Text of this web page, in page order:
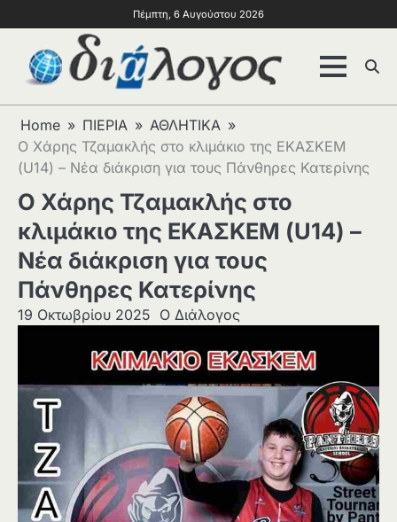
Πέμπτη, 6 Αυγούστου 2026
Home ΠΙΕΡΙΑ
ΑΘΛΗΤΙΚΑ
Ο Χάρης Τζαμακλής στο κλιμάκιο της ΕΚΑΣΚΕΜ
(U14) – Νέα διάκριση για τους Πάνθηρες Κατερίνης
Ο Χάρης Τζαμακλής στο
κλιμάκιο της ΕΚΑΣΚΕΜ (U14) –
Νέα διάκριση για τους
Πάνθηρες Κατερίνης
19 Οκτωβρίου 2025 Ο Διάλογος